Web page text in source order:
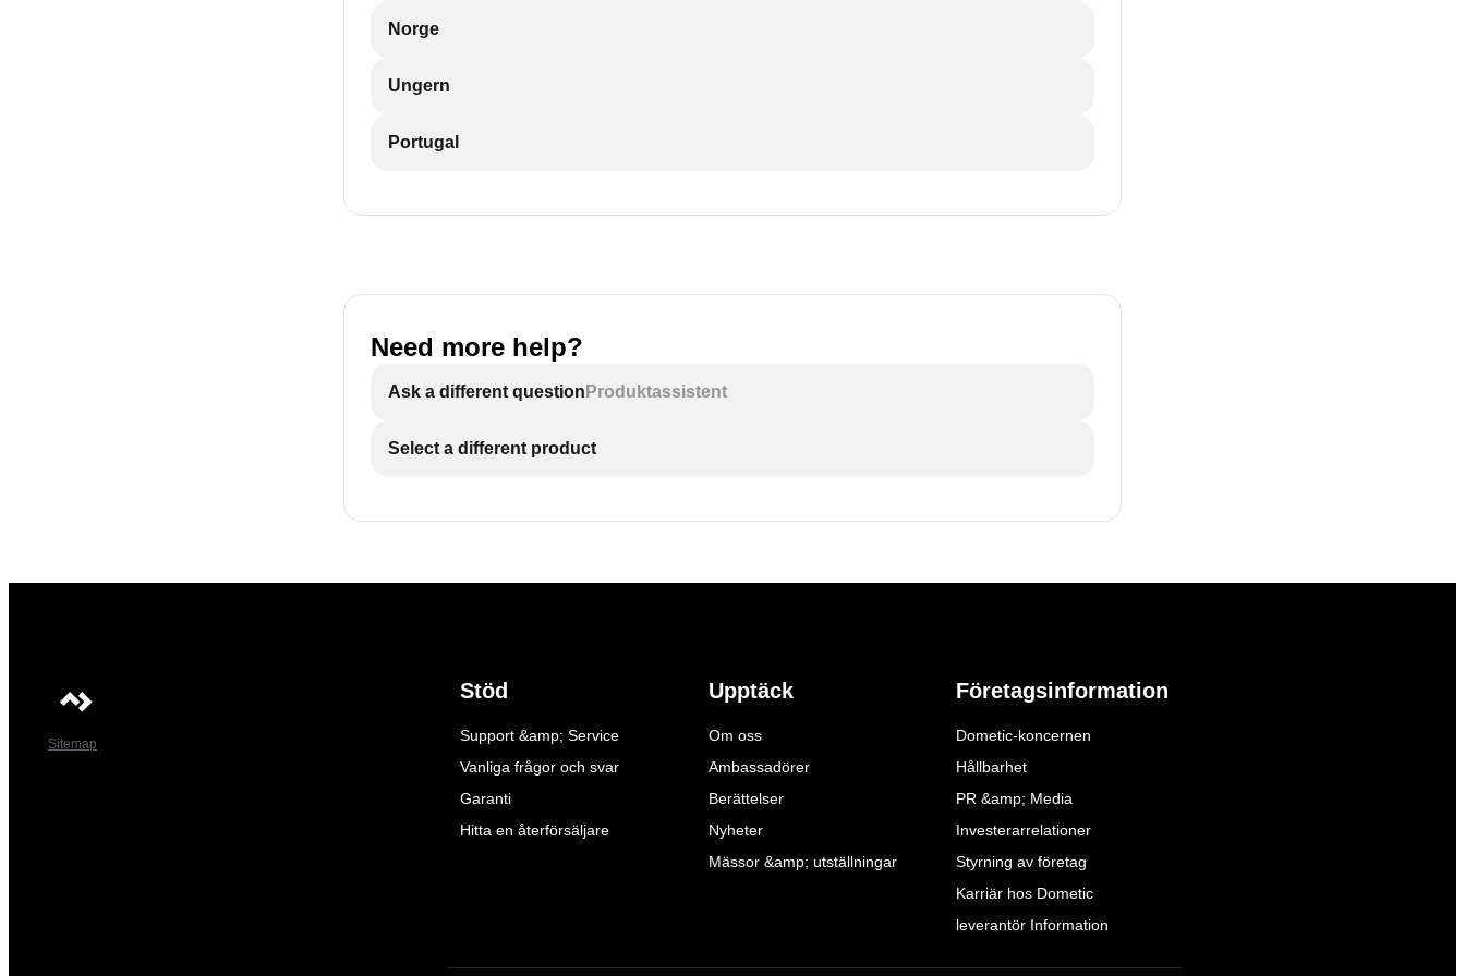
Norge
Ungern
Portugal
Need more help?
Ask a different question Produktassistent
Select a different product
Sitemap
Stöd
Support &amp; Service
Vanliga frågor och svar
Garanti
Hitta en återförsäljare
Upptäck
Om oss
Ambassadörer
Berättelser
Nyheter
Mässor &amp; utställningar
Företagsinformation
Dometic-koncernen
Hållbarhet
PR &amp; Media
Investerarrelationer
Styrning av företag
Karriär hos Dometic
leverantör Information